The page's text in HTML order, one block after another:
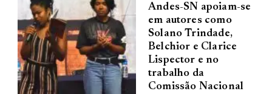
Andes-SN apoiam-se
em autores como
Solano Trindade,
Belchior e Clarice
Lispector e no
trabalho da
Comissão Nacional